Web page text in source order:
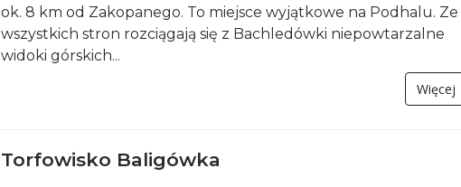
ok. 8 km od Zakopanego. To miejsce wyjątkowe na Podhalu. Ze
wszystkich stron rozciągają się z Bachledówki niepowtarzalne
widoki górskich...
Więcej
Torfowisko Baligówka